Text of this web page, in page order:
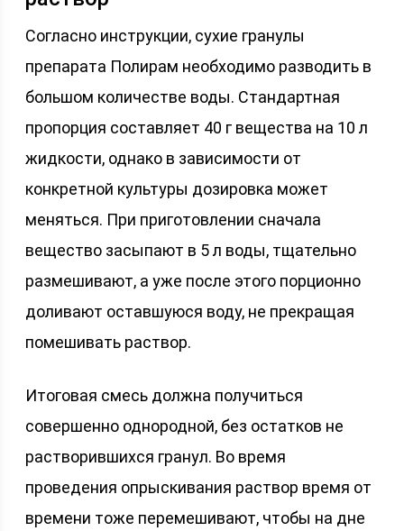
Согласно инструкции, сухие гранулы
препарата Полирам необходимо разводить в
большом количестве воды. Стандартная
пропорция составляет 40 г вещества на 10 л
жидкости, однако в зависимости от
конкретной культуры дозировка может
меняться. При приготовлении сначала
вещество засыпают в 5 л воды, тщательно
размешивают, а уже после этого порционно
доливают оставшуюся воду, не прекращая
помешивать раствор.
Итоговая смесь должна получиться
совершенно однородной, без остатков не
растворившихся гранул. Во время
проведения опрыскивания раствор время от
времени тоже перемешивают, чтобы на дне